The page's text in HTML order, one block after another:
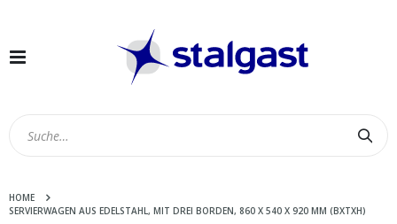
Navigation
HOME
SERVIERWAGEN AUS EDELSTAHL, MIT DREI BORDEN, 860 X 540 X 920 MM (BXTXH)